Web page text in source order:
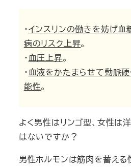
・インスリンの働きを妨げ
病のリスク上昇。
・血圧上昇。
・血液をかたまらせて動脈
能性。
よく男性はリンゴ型、女性は
はないですか？
男性ホルモンは筋肉を蓄え